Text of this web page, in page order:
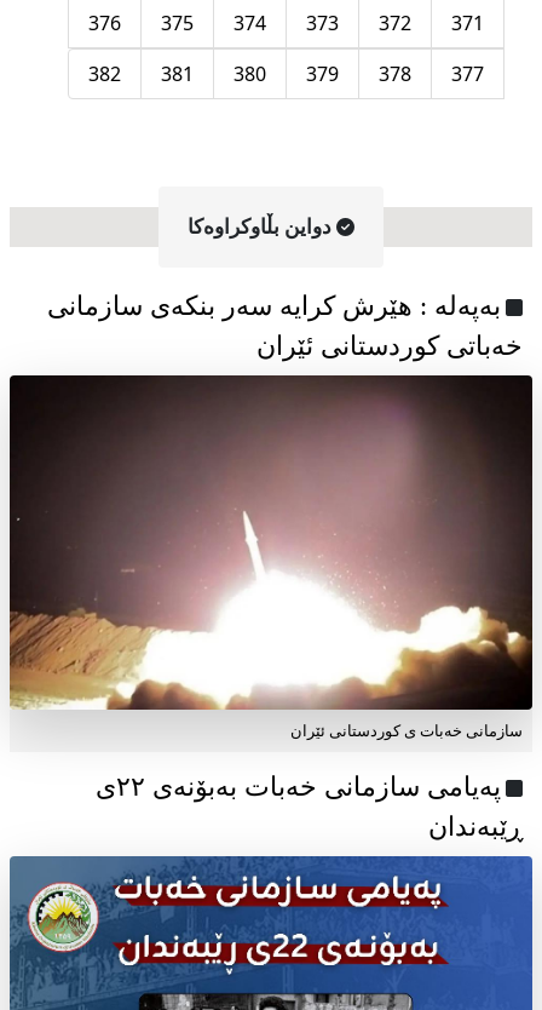
371
372
373
374
375
376
377
378
379
380
381
382
دواین بڵاوکراوه‌کا
به‌په‌له‌ : هێرش کرایە سەر بنکەی سازمانی
خەباتی کوردستانی ئێران
سازمانی خەبات ی کوردستانی ئێران
پەیامی سازمانی خەبات بەبۆنەی ۲۲ی
ڕێبەندان